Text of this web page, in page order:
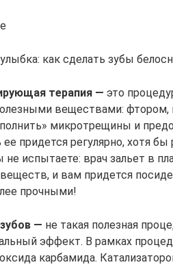
улыбка: как сделать зубы
терапия — это
веществами: фтором,
микротрещины и
ее придется регулярно, хотя
не испытаете: врач зальет в
и вам придется
прочными!
— не такая полезная
эффект. В рамках
карбамида.